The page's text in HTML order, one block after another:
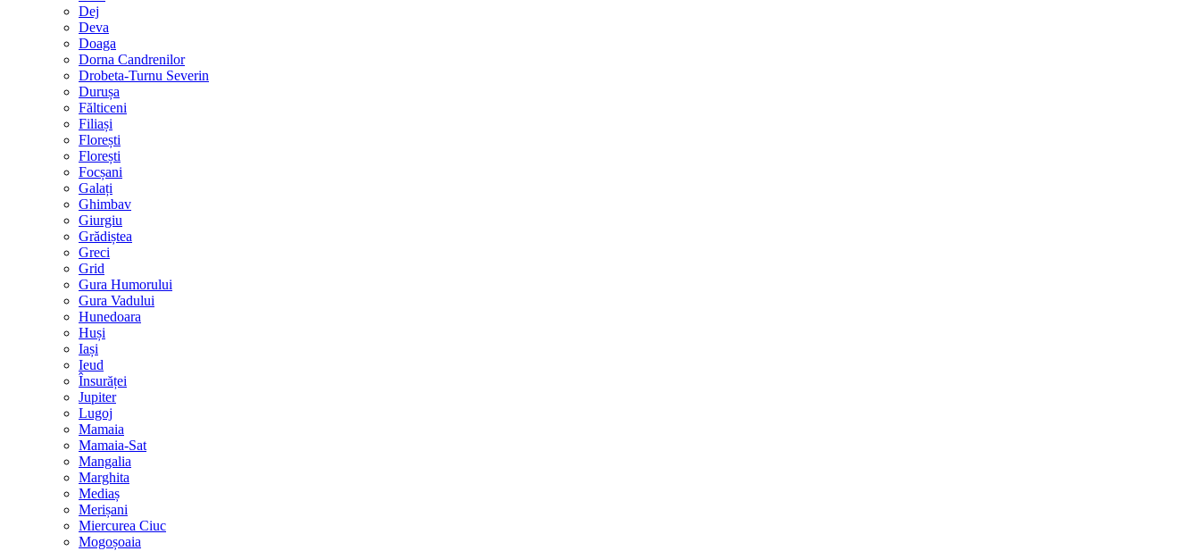
Dej
Deva
Doaga
Dorna Candrenilor
Drobeta-Turnu Severin
Durușa
Fălticeni
Filiași
Florești
Florești
Focșani
Galați
Ghimbav
Giurgiu
Grădiștea
Greci
Grid
Gura Humorului
Gura Vadului
Hunedoara
Huși
Iași
Ieud
Însurăței
Jupiter
Lugoj
Mamaia
Mamaia-Sat
Mangalia
Marghita
Mediaș
Merișani
Miercurea Ciuc
Mogoșoaia